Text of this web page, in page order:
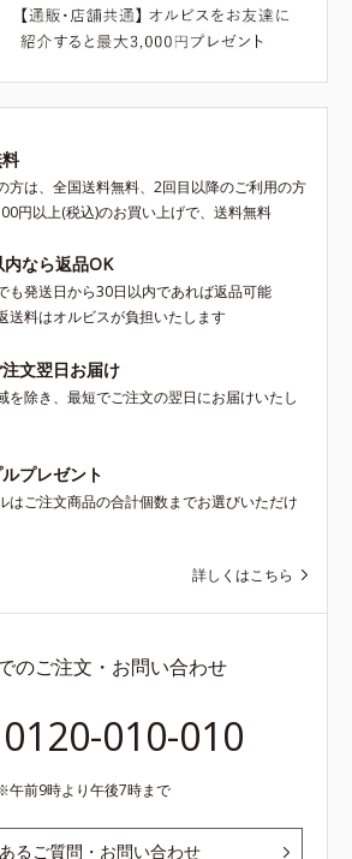
方は、全国送料無料、2回目以降のご利用の方
円以上(税込)のお買い上げで、送料無料
内なら返品OK
も発送日から30日以内であれば返品可能
送料はオルビスが負担いたします
文翌日お届け
を除き、最短でご注文の翌日にお届けいたし
プレゼント
はご注文商品の合計個数までお選びいただけ
詳しくはこちら
のご注文・お問い合わせ
0120-010-010
午前9時より午後7時まで
るご質問・お問い合わせ